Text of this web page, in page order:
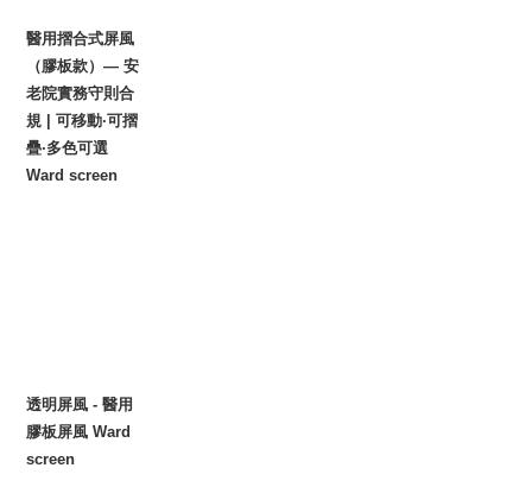
醫用摺合式屏風
（膠板款）— 安
老院實務守則合
規 | 可移動·可摺
疊·多色可選
Ward screen
透明屏風 - 醫用
膠板屏風 Ward
screen